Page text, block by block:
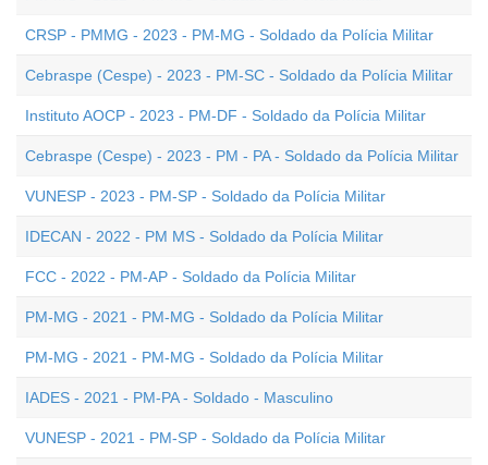
CRSP - PMMG - 2023 - PM-MG - Soldado da Polícia Militar
Cebraspe (Cespe) - 2023 - PM-SC - Soldado da Polícia Militar
Instituto AOCP - 2023 - PM-DF - Soldado da Polícia Militar
Cebraspe (Cespe) - 2023 - PM - PA - Soldado da Polícia Militar
VUNESP - 2023 - PM-SP - Soldado da Polícia Militar
IDECAN - 2022 - PM MS - Soldado da Polícia Militar
FCC - 2022 - PM-AP - Soldado da Polícia Militar
PM-MG - 2021 - PM-MG - Soldado da Polícia Militar
PM-MG - 2021 - PM-MG - Soldado da Polícia Militar
IADES - 2021 - PM-PA - Soldado - Masculino
VUNESP - 2021 - PM-SP - Soldado da Polícia Militar